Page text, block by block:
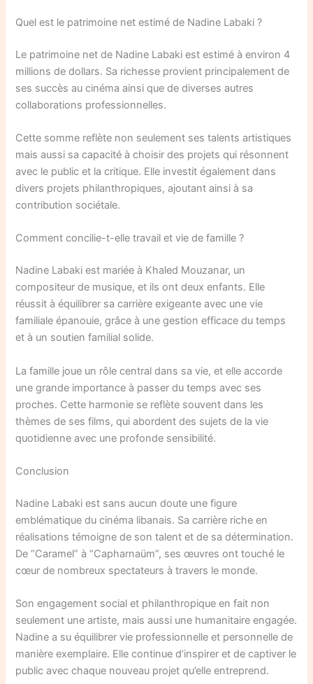
Quel est le patrimoine net estimé de Nadine Labaki ?
Le patrimoine net de Nadine Labaki est estimé à environ 4
millions de dollars. Sa richesse provient principalement de
ses succès au cinéma ainsi que de diverses autres
collaborations professionnelles.
Cette somme reflète non seulement ses talents artistiques
mais aussi sa capacité à choisir des projets qui résonnent
avec le public et la critique. Elle investit également dans
divers projets philanthropiques, ajoutant ainsi à sa
contribution sociétale.
Comment concilie-t-elle travail et vie de famille ?
Nadine Labaki est mariée à Khaled Mouzanar, un
compositeur de musique, et ils ont deux enfants. Elle
réussit à équilibrer sa carrière exigeante avec une vie
familiale épanouie, grâce à une gestion efficace du temps
et à un soutien familial solide.
La famille joue un rôle central dans sa vie, et elle accorde
une grande importance à passer du temps avec ses
proches. Cette harmonie se reflète souvent dans les
thèmes de ses films, qui abordent des sujets de la vie
quotidienne avec une profonde sensibilité.
Conclusion
Nadine Labaki est sans aucun doute une figure
emblématique du cinéma libanais. Sa carrière riche en
réalisations témoigne de son talent et de sa détermination.
De “Caramel” à “Capharnaüm”, ses œuvres ont touché le
cœur de nombreux spectateurs à travers le monde.
Son engagement social et philanthropique en fait non
seulement une artiste, mais aussi une humanitaire engagée.
Nadine a su équilibrer vie professionnelle et personnelle de
manière exemplaire. Elle continue d’inspirer et de captiver le
public avec chaque nouveau projet qu’elle entreprend.